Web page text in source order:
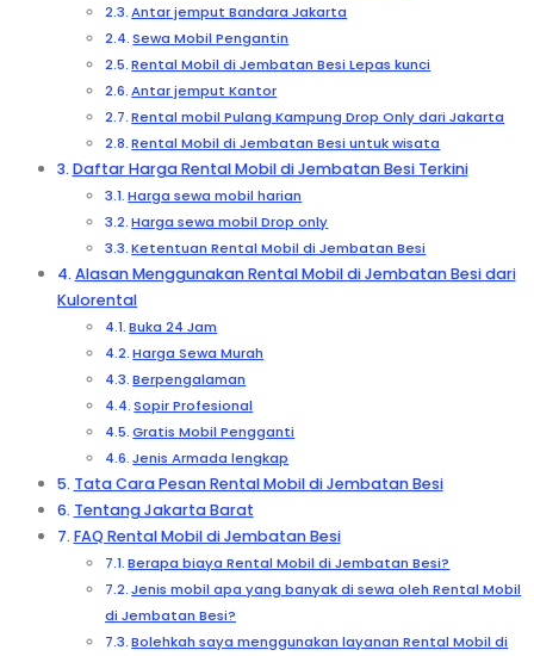
Antar jemput Bandara Jakarta
Sewa Mobil Pengantin
Rental Mobil di Jembatan Besi Lepas kunci
Antar jemput Kantor
Rental mobil Pulang Kampung Drop Only dari Jakarta
Rental Mobil di Jembatan Besi untuk wisata
Daftar Harga Rental Mobil di Jembatan Besi Terkini
Harga sewa mobil harian
Harga sewa mobil Drop only
Ketentuan Rental Mobil di Jembatan Besi
Alasan Menggunakan Rental Mobil di Jembatan Besi dari
Kulorental
Buka 24 Jam
Harga Sewa Murah
Berpengalaman
Sopir Profesional
Gratis Mobil Pengganti
Jenis Armada lengkap
Tata Cara Pesan Rental Mobil di Jembatan Besi
Tentang Jakarta Barat
FAQ Rental Mobil di Jembatan Besi
Berapa biaya Rental Mobil di Jembatan Besi?
Jenis mobil apa yang banyak di sewa oleh Rental Mobil
di Jembatan Besi?
Bolehkah saya menggunakan layanan Rental Mobil di